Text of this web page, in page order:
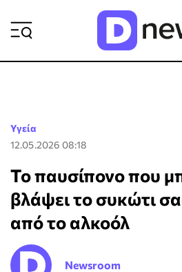
Υγεία
12.05.2026 08:18
Το παυσίπονο που
βλάψει το συκώτι
από το αλκοόλ
Newsroom